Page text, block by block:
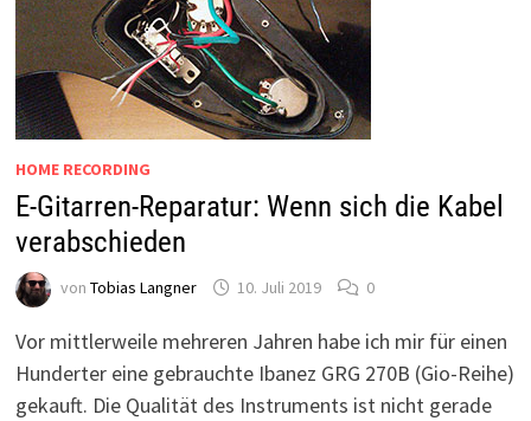
HOME RECORDING
E-Gitarren-Reparatur: Wenn sich die Kabel
verabschieden
von Tobias Langner 10. Juli 2019 0
Vor mittlerweile mehreren Jahren habe ich mir für einen
Hunderter eine gebrauchte Ibanez GRG 270B (Gio-Reihe)
gekauft. Die Qualität des Instruments ist nicht gerade